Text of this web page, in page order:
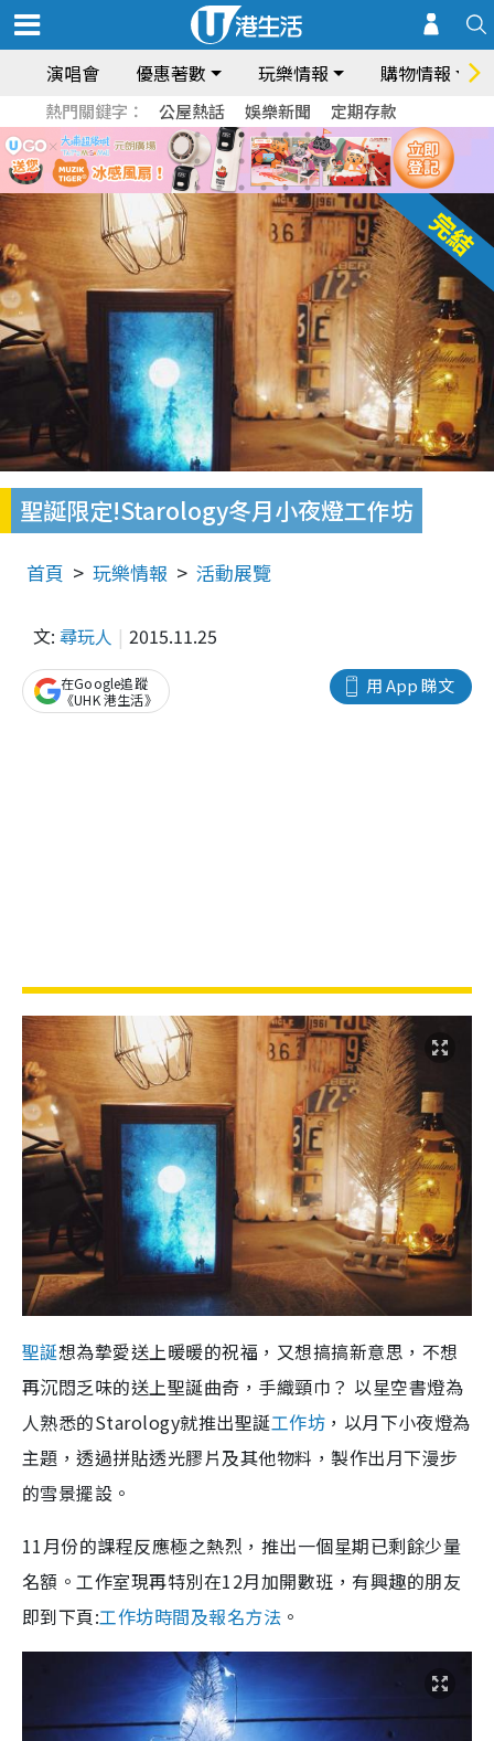
演唱會 優惠著數 玩樂情報 購物情報
熱門關鍵字： 公屋熱話 娛樂新聞 定期存款
聖誕限定!Starology冬月小夜燈工作坊
首頁 玩樂情報 活動展覽
文: 尋玩人 2015.11.25
用 App 睇文
在Google追蹤
《UHK 港生活》
聖誕想為摯愛送上暖暖的祝福，又想搞搞新意思，不想
再沉悶乏味的送上聖誕曲奇，手織頸巾？ 以星空書燈為
人熟悉的Starology就推出聖誕工作坊 ，以月下小夜燈為
主題，透過拼貼透光膠片及其他物料，製作出月下漫步
的雪景擺設。
11月份的課程反應極之熱烈，推出一個星期已剩餘少量
名額。工作室現再特別在12月加開數班，有興趣的朋友
即到下頁:工作坊時間及報名方法 。